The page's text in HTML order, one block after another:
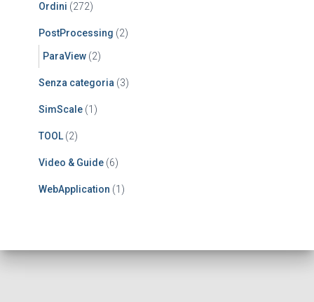
Ordini (272)
PostProcessing (2)
ParaView (2)
Senza categoria (3)
SimScale (1)
TOOL (2)
Video & Guide (6)
WebApplication (1)